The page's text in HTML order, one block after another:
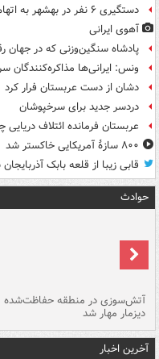
دستگیری ۶ نفر در بهشهر به اتهام تشویش اذهان عمومی
آهوی ایرانی
پادشاه سنگین‌وزنی که در جهان
ونس: ایرانی‌ها
دشان از دست عربستان فرار کرد
دردسر جدید برای سرخپوشان
عربستان فرمانده ائتلاف
۸۰۰ سازۀ آمریکایی خاکستر شد
قابی زیبا از قلعه بابک
حوادث
آتش‌سوزی در منطقه حفاظت‌شده
دیزمار مهار شد
آخرین اخبار